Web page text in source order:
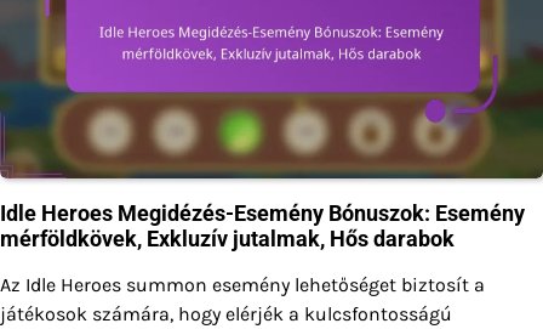
Idle Heroes Megidézés-Esemény Bónuszok: Esemény
mérföldkövek, Exkluzív jutalmak, Hős darabok
Az Idle Heroes summon esemény lehetőséget biztosít a
játékosok számára, hogy elérjék a kulcsfontosságú